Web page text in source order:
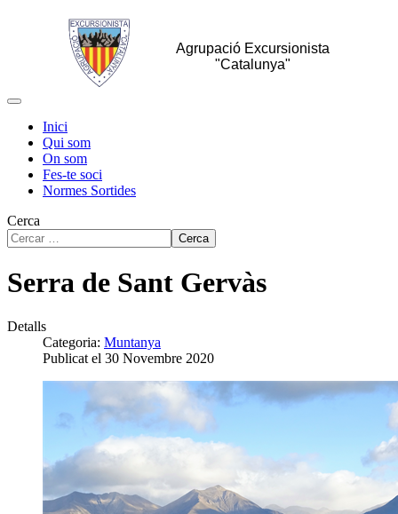
Agrupació Excursionista
"Catalunya"
Inici
Qui som
On som
Fes-te soci
Normes Sortides
Cerca
Cerca
Serra de Sant Gervàs
Detalls
Categoria: Muntanya
Publicat el 30 Novembre 2020